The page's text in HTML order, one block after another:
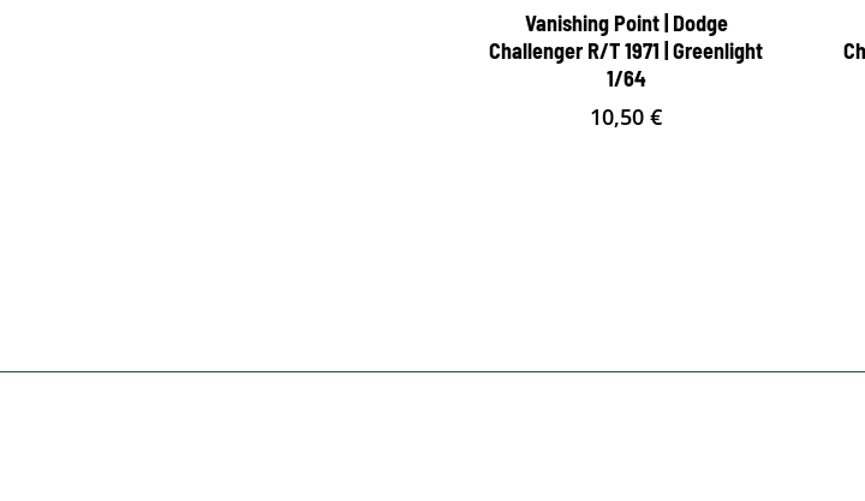
Vanishing Point | Dodge
Challenger R/T 1971 | Greenlight
1/64
10,50€